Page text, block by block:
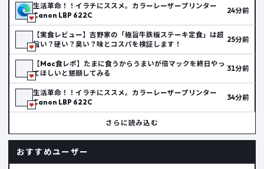
生活革命！！イラチにススメ。カラーレーザープリンター
Canon LBP 622C
24分前
【実食レビュー】吉野家の「極旨牛鉄板ステーキ定食」は超
旨い？硬い？臭い？味とコスパを検証します！
25分前
【Mac食レポ】たまに食うからうまいが倍マックを終日やっ
てほしいと懇願してみる
31分前
生活革命！！イラチにススメ。カラーレーザープリンター
Canon LBP 622C
34分前
さらに読み込む
おすすめユーザー